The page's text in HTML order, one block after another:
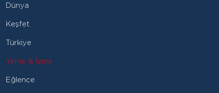
Dünya
Keşfet
Türkiye
Yeme & İçme
Eğlence